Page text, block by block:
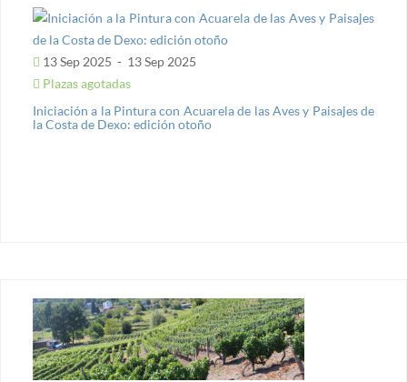
13 Sep 2025 - 13 Sep 2025
Plazas agotadas
Iniciación a la Pintura con Acuarela de las Aves y Paisajes de
la Costa de Dexo: edición otoño